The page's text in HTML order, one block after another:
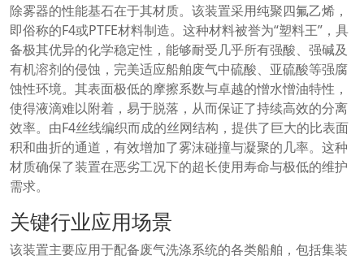
除雾器的性能基石在于其材质。该装置采用纯聚四氟乙烯，
即俗称的F4或PTFE材料制造。这种材料被誉为“塑料王”，具
备极其优异的化学稳定性，能够耐受几乎所有强酸、强碱及
有机溶剂的侵蚀，完美适应船舶废气中硫酸、亚硫酸等强腐
蚀性环境。其表面极低的摩擦系数与卓越的憎水憎油特性，
使得液滴难以附着，易于脱落，从而保证了持续高效的分离
效率。由F4丝线编织而成的丝网结构，提供了巨大的比表面
积和曲折的通道，有效增加了雾沫碰撞与凝聚的几率。这种
材质确保了装置在恶劣工况下的超长使用寿命与极低的维护
需求。
关键行业应用场景
该装置主要应用于配备废气洗涤系统的各类船舶，包括集装